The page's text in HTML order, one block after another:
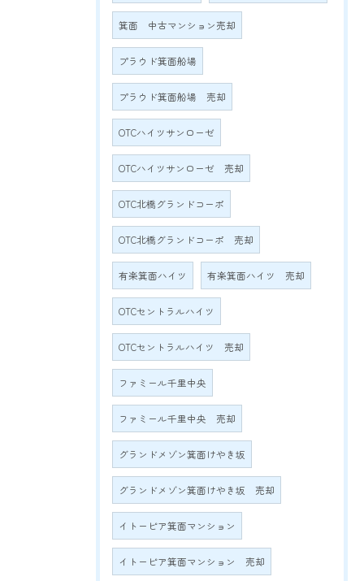
箕面 中古マンション売却
プラウド箕面船場
プラウド箕面船場 売却
OTCハイツサンローゼ
OTCハイツサンローゼ 売却
OTC北橋グランドコーポ
OTC北橋グランドコーポ 売却
有楽箕面ハイツ 有楽箕面ハイツ 売却
OTCセントラルハイツ
OTCセントラルハイツ 売却
ファミール千里中央
ファミール千里中央 売却
グランドメゾン箕面けやき坂
グランドメゾン箕面けやき坂 売却
イトーピア箕面マンション
イトーピア箕面マンション 売却